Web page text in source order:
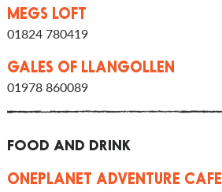
MEGS LOFT
01824 780419
GALES OF LLANGOLLEN
01978 860089
FOOD AND DRINK
ONEPLANET ADVENTURE CAFE